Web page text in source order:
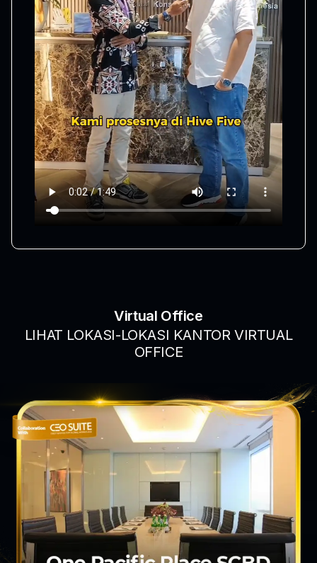
Virtual Office
LIHAT LOKASI-LOKASI KANTOR VIRTUAL
OFFICE